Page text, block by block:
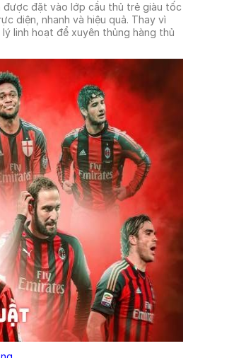
được đặt vào lớp cầu thủ trẻ giàu tốc
diện, nhanh và hiệu quả. Thay vì
linh hoạt để xuyên thủng hàng thủ